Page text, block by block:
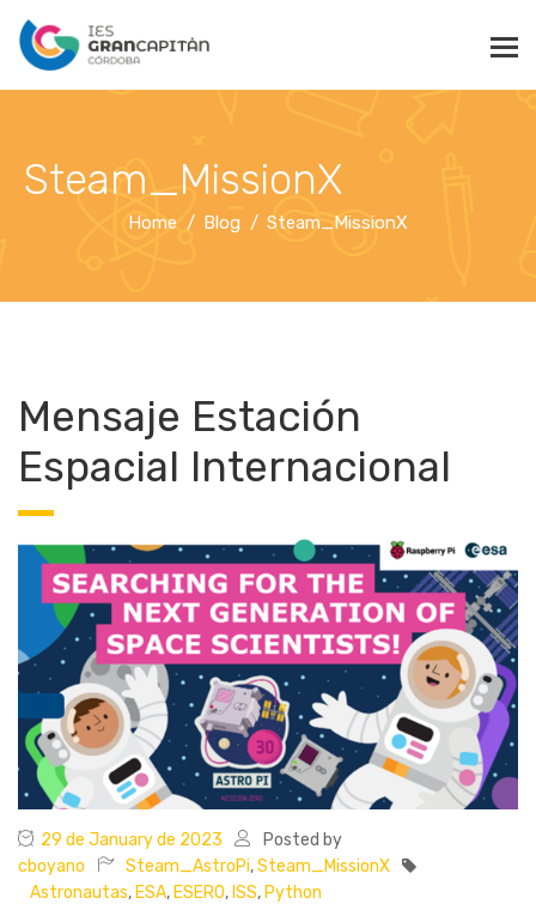
Steam_MissionX
Home Blog Steam_MissionX
Mensaje Estación
Espacial Internacional
29 de January de 2023
Posted by
cboyano
Steam_AstroPi,Steam_MissionX
Astronautas, ESA, ESERO, ISS, Python